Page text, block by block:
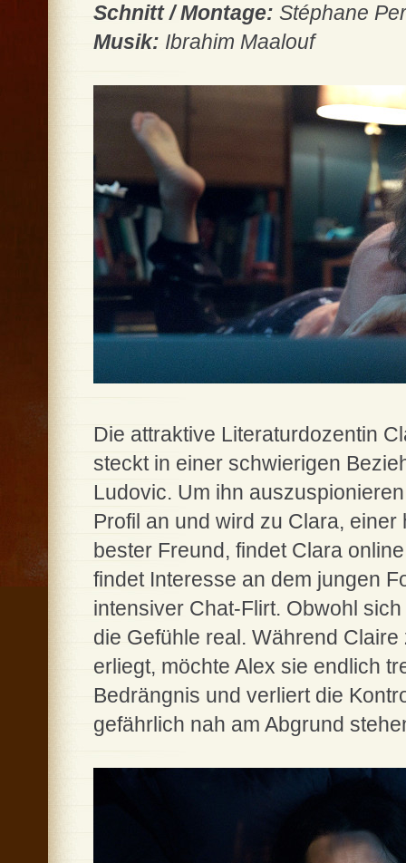
Schnitt / Montage: Stéphane
Musik: Ibrahim Maalouf
Die attraktive Literaturdozentin
steckt in einer schwierigen
Ludovic. Um ihn
Profil an und wird zu Clara,
bester Freund, findet Clara
findet Interesse an dem jungen
intensiver Chat-Flirt. Obwohl
die Gefühle real. Während
erliegt, möchte Alex sie endlich
Bedrängnis und verliert die
gefährlich nah am Abgrund